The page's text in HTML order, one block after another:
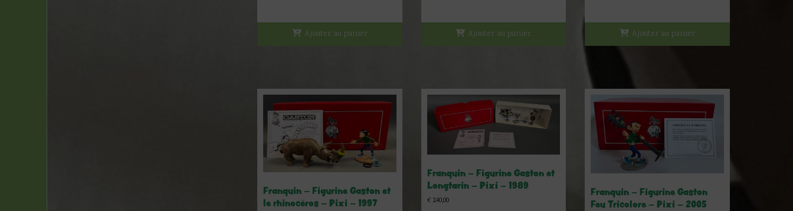
Ajouter au panier Ajouter au panier Ajouter au panier
Franquin – Figurine Gaston et
le rhinocéros – Pixi – 1997
Franquin – Figurine Gaston et
Longtarin – Pixi – 1989
€240,00
Franquin – Figurine Gaston
Feu Tricolore – Pixi – 2005